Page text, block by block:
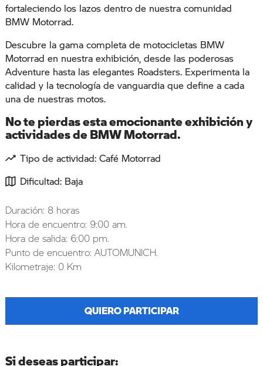
fortaleciendo los lazos dentro de nuestra comunidad
BMW Motorrad.
Descubre la gama completa de motocicletas BMW
Motorrad en nuestra exhibición, desde las poderosas
Adventure hasta las elegantes Roadsters. Experimenta la
calidad y la tecnología de vanguardia que define a cada
una de nuestras motos.
No te pierdas esta emocionante exhibición y
actividades de BMW Motorrad.
Tipo de actividad: Café Motorrad
Dificultad: Baja
Duración: 8 horas
Hora de encuentro: 9:00 am.
Hora de salida: 6:00 pm.
Punto de encuentro: AUTOMUNICH.
Kilometraje: 0 Km
QUIERO PARTICIPAR
Si deseas participar: